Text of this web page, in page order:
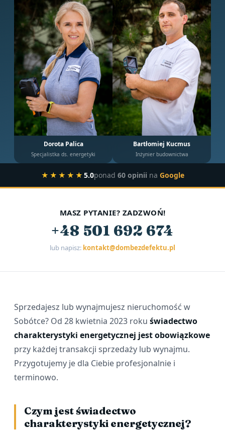
Dorota Palica
Specjalistka ds. energetyki
Bartłomiej Kucmus
Inżynier budownictwa
★★★★★ 5.0ponad 60 opinii na Google
MASZ PYTANIE? ZADZWOŃ!
+48 501 692 674
lub napisz: kontakt@dombezdefektu.pl
Sprzedajesz lub wynajmujesz nieruchomość w
Sobótce? Od 28 kwietnia 2023 roku świadectwo
charakterystyki energetycznej jest obowiązkowe
przy każdej transakcji sprzedaży lub wynajmu.
Przygotujemy je dla Ciebie profesjonalnie i
terminowo.
Czym jest świadectwo
charakterystyki energetycznej?